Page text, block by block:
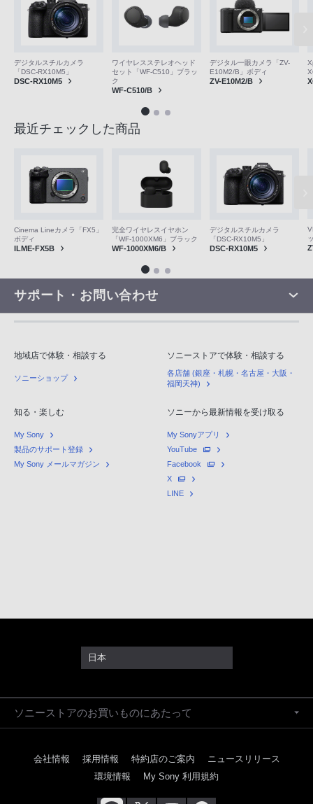
デジタルスチルカメラ
「DSC-RX10M5」
DSC-RX10M5
ワイヤレスステレオヘッド
セット「WF-C510」ブラッ
ク
WF-C510/B
デジタル一眼カメラ「ZV-
E10M2/B」ボディ
ZV-E10M2/B
最近チェックした商品
Cinema Lineカメラ「FX5」
ボディ
ILME-FX5B
完全ワイヤレスイヤホン
「WF-1000XM6」ブラック
WF-1000XM6/B
デジタルスチルカメラ
「DSC-RX10M5」
DSC-RX10M5
サポート・お問い合わせ
地域店で体験・相談する
ソニーショップ
ソニーストアで体験・相談する
各店舗 (銀座・札幌・名古屋・大阪・
福岡天神)
知る・楽しむ
My Sony
製品のサポート登録
My Sony メールマガジン
ソニーから最新情報を受け取る
My Sonyアプリ
YouTube
Facebook
X
LINE
日本
ソニーストアのお買いものにあたって
会社情報 採用情報 特約店のご案内
ニュースリリース
環境情報
My Sony 利用規約